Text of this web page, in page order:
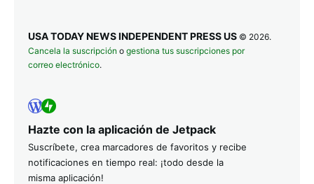
USA TODAY NEWS INDEPENDENT PRESS US © 2026.
Cancela la suscripción o gestiona tus suscripciones por
correo electrónico.
Hazte con la aplicación de Jetpack
Suscríbete, crea marcadores de favoritos y recibe
notificaciones en tiempo real: ¡todo desde la
misma aplicación!